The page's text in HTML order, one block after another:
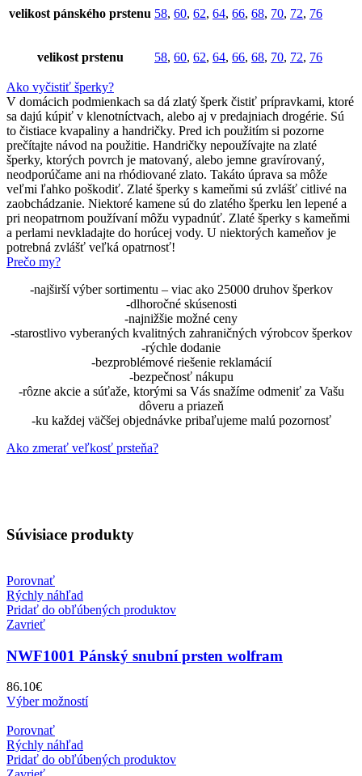
velikost pánského prstenu 58, 60, 62, 64, 66, 68, 70, 72, 76
velikost prstenu 58, 60, 62, 64, 66, 68, 70, 72, 76
Ako vyčistiť šperky?
V domácich podmienkach sa dá zlatý šperk čistiť prípravkami, ktoré
sa dajú kúpiť v klenotníctvach, alebo aj v predajniach drogérie. Sú
to čistiace kvapaliny a handričky. Pred ich použitím si pozorne
prečítajte návod na použitie. Handričky nepoužívajte na zlaté
šperky, ktorých povrch je matovaný, alebo jemne gravírovaný,
neodporúčame ani na rhódiované zlato. Takáto úprava sa môže
veľmi ľahko poškodiť. Zlaté šperky s kameňmi sú zvlášť citlivé na
zaobchádzanie. Niektoré kamene sú do zlatého šperku len lepené a
pri neopatrnom používaní môžu vypadnúť. Zlaté šperky s kameňmi
a perlami nevkladajte do horúcej vody. U niektorých kameňov je
potrebná zvlášť veľká opatrnosť!
Prečo my?
-najširší výber sortimentu – viac ako 25000 druhov šperkov
-dlhoročné skúsenosti
-najnižšie možné ceny
-starostlivo vyberaných kvalitných zahraničných výrobcov šperkov
-rýchle dodanie
-bezproblémové riešenie reklamácií
-bezpečnosť nákupu
-rôzne akcie a súťaže, ktorými sa Vás snažíme odmeniť za Vašu
dôveru a priazeň
-ku každej väčšej objednávke pribaľujeme malú pozornosť
Ako zmerať veľkosť prsteňa?
Súvisiace produkty
Porovnať
Rýchly náhľad
Pridať do obľúbených produktov
Zavrieť
NWF1001 Pánský snubní prsten wolfram
86.10€
Výber možností
Porovnať
Rýchly náhľad
Pridať do obľúbených produktov